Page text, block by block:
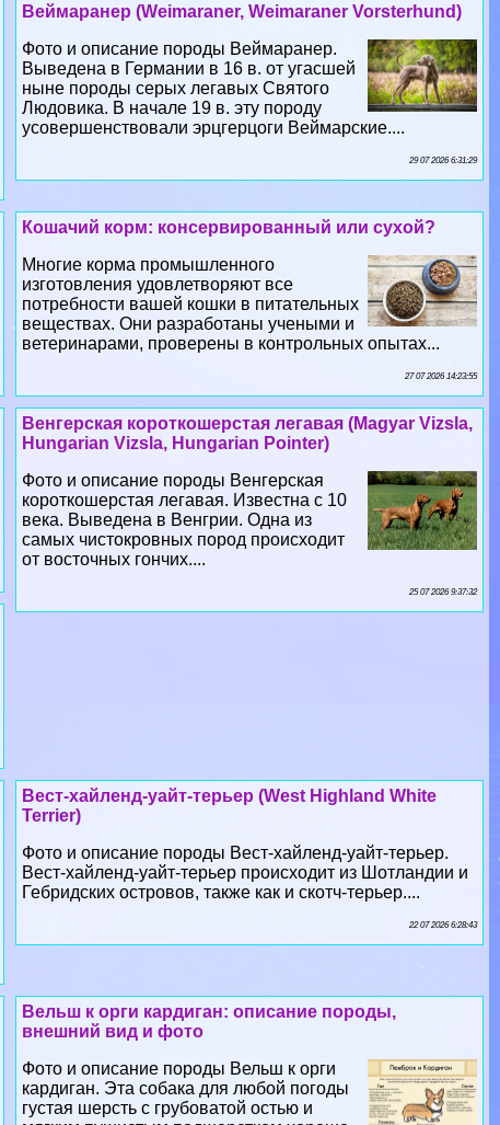
Веймаранер (Weimaraner, Weimaraner Vorsterhund)
Фото и описание породы Веймаранер.
Выведена в Германии в 16 в. от угасшей
ныне породы серых легавых Святого
Людовика. В начале 19 в. эту породу
усовершенствовали эрцгерцоги Веймарские....
29 07 2026 6:31:29
Кошачий корм: консервированный или сухой?
Многие корма промышленного
изготовления удовлетворяют все
потребности вашей кошки в питательных
веществах. Они разработаны учеными и
ветеринарами, проверены в контрольных опытах...
27 07 2026 14:23:55
Венгерская короткошерстая легавая (Magyar Vizsla,
Hungarian Vizsla, Hungarian Pointer)
Фото и описание породы Венгерская
короткошерстая легавая. Известна с 10
века. Выведена в Венгрии. Одна из
самых чистокровных пород происходит
от восточных гончих....
25 07 2026 9:37:32
Вест-хайленд-уайт-терьер (West Highland White
Terrier)
Фото и описание породы Вест-хайленд-уайт-терьер.
Вест-хайленд-уайт-терьер происходит из Шотландии и
Гебридских островов, также как и скотч-терьер....
22 07 2026 6:28:43
Вельш к opги кардиган: описание породы,
внешний вид и фото
Фото и описание породы Вельш к opги
кардиган. Эта собака для любой погоды
густая шерсть с грубоватой остью и